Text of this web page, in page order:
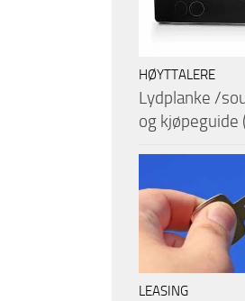
HØYTTALERE
Lydplanke /
og kjøpeguide
LEASING